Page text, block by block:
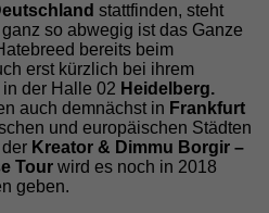
stattfinden, steht
so abwegig ist das Ganze
bereits beim
erst kürzlich bei ihrem
der Halle 02 Heidelberg.
auch demnächst in Frankfurt
und europäischen Städten
Kreator & Dimmu Borgir –
Tour wird es noch in 2018
geben.